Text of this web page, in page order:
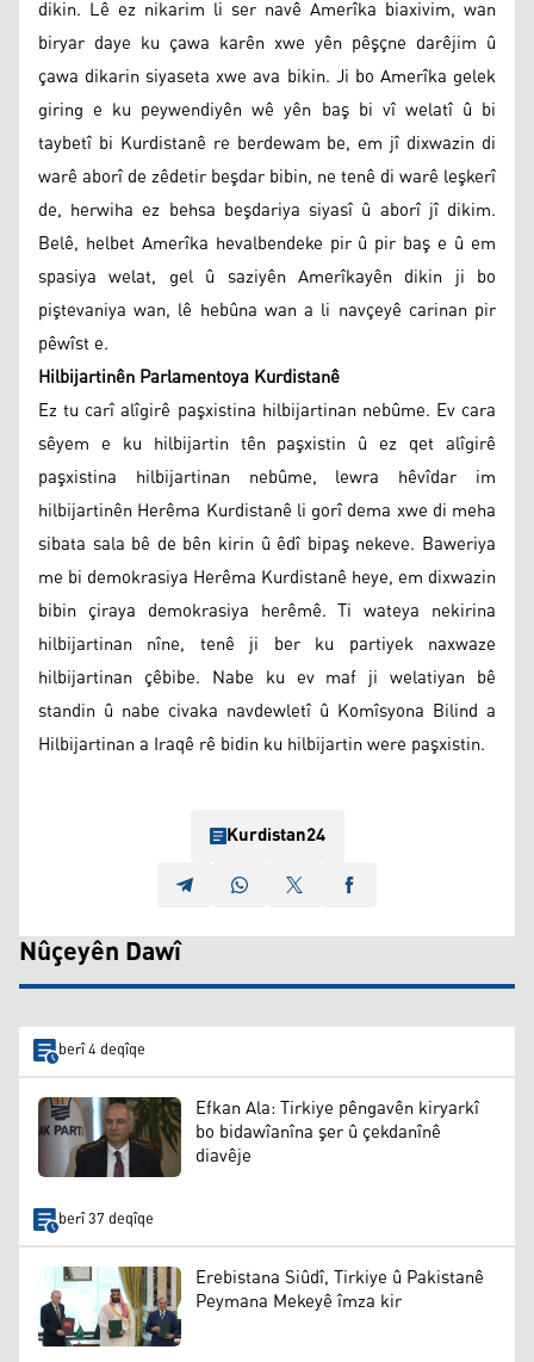
dikin. Lê ez nikarim li ser navê Amerîka biaxivim, wan
biryar daye ku çawa karên xwe yên pêşçne darêjim û
çawa dikarin siyaseta xwe ava bikin. Ji bo Amerîka gelek
giring e ku peywendiyên wê yên baş bi vî welatî û bi
taybetî bi Kurdistanê re berdewam be, em jî dixwazin di
warê aborî de zêdetir beşdar bibin, ne tenê di warê leşkerî
de, herwiha ez behsa beşdariya siyasî û aborî jî dikim.
Belê, helbet Amerîka hevalbendeke pir û pir baş e û em
spasiya welat, gel û saziyên Amerîkayên dikin ji bo
piştevaniya wan, lê hebûna wan a li navçeyê carinan pir
pêwîst e.
Hilbijartinên Parlamentoya Kurdistanê
Ez tu carî alîgirê paşxistina hilbijartinan nebûme. Ev cara
sêyem e ku hilbijartin tên paşxistin û ez qet alîgirê
paşxistina hilbijartinan nebûme, lewra hêvîdar im
hilbijartinên Herêma Kurdistanê li gorî dema xwe di meha
sibata sala bê de bên kirin û êdî bipaş nekeve. Baweriya
me bi demokrasiya Herêma Kurdistanê heye, em dixwazin
bibin çiraya demokrasiya herêmê. Ti wateya nekirina
hilbijartinan nîne, tenê ji ber ku partiyek naxwaze
hilbijartinan çêbibe. Nabe ku ev maf ji welatiyan bê
standin û nabe civaka navdewletî û Komîsyona Bilind a
Hilbijartinan a Iraqê rê bidin ku hilbijartin were paşxistin.
Kurdistan24
Nûçeyên Dawî
berî 4 deqîqe
Efkan Ala: Tirkiye pêngavên kiryarkî
bo bidawîanîna şer û çekdanînê
diavêje
berî 37 deqîqe
Erebistana Siûdî, Tirkiye û Pakistanê
Peymana Mekeyê îmza kir